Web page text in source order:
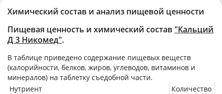
Химический состав и анализ пищевой ценности
Пищевая ценность и химический состав "Кальций
Д 3 Никомед".
В таблице приведено содержание пищевых веществ
(калорийности, белков, жиров, углеводов, витаминов и
минералов) на таблетку съедобной части.
Нутриент
Количество